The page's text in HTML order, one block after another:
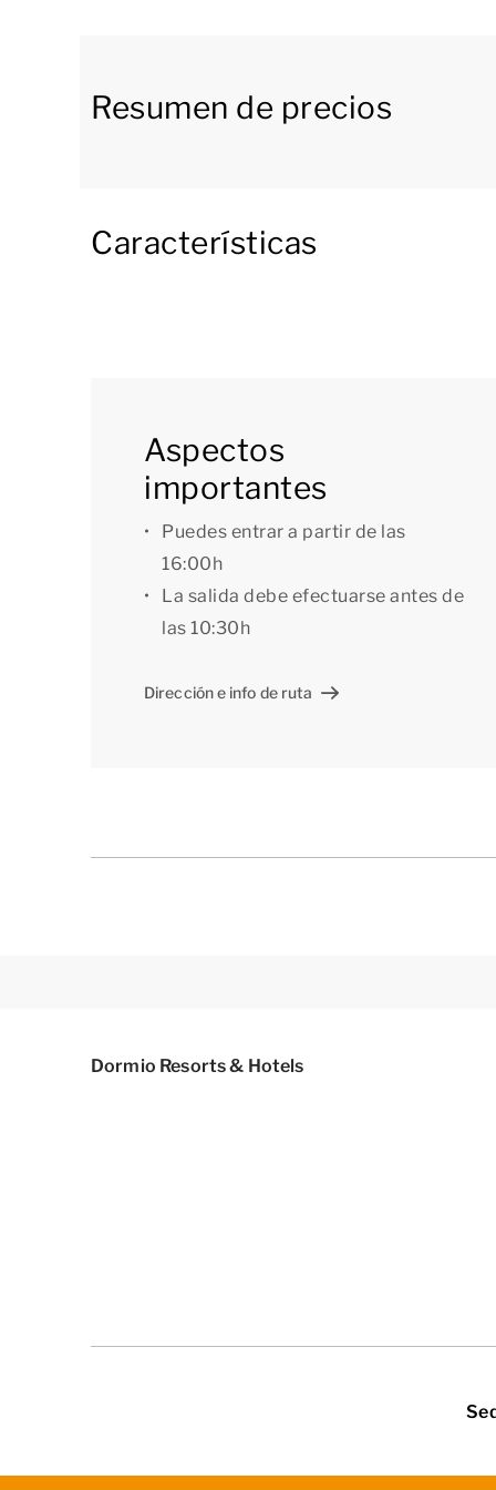
Por las puertas francesas del salón se
La planta baja cuenta con un dormitorio con 2
con función streaming y baño en suite con
Desde el dormitorio también se accede al
Naturalmente, puedes utilizar la red wifi
hay una plaza de aparcamiento privada con
[i]La distribución de los alojamientos puede
aproximada, pero están pensados solo con
Resumen de precios
Características
Aspectos
importantes
Puedes entrar a partir de las
16:00h
La salida debe efectuarse antes de
las 10:30h
Dirección e info de ruta
Dormio Resorts & Hotels